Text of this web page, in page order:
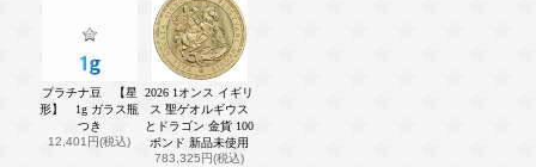
プラチナ豆 【星
形】 1g ガラス瓶
つき
12,401円(税込)
2026 1オンス イギリ
ス 聖ゲオルギウス
とドラゴン 金貨 100
ポンド 新品未使用
783,325円(税込)